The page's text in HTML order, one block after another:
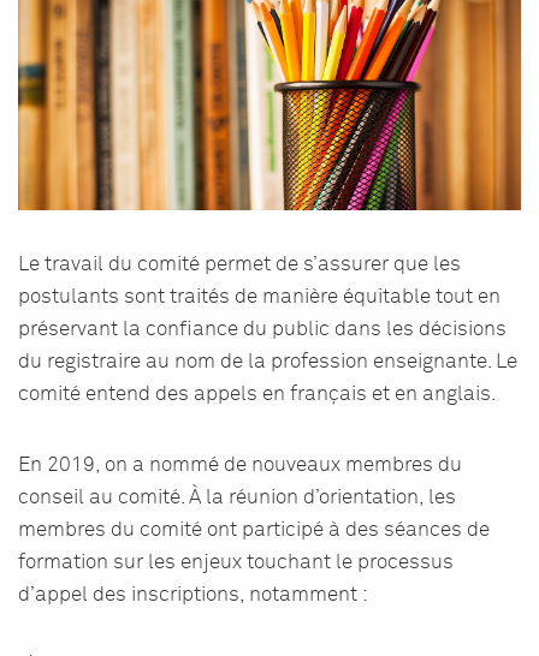
Le travail du comité permet de s’assurer que les
postulants sont traités de manière équitable tout en
préservant la confiance du public dans les décisions
du registraire au nom de la profession enseignante. Le
comité entend des appels en français et en anglais.
En 2019, on a nommé de nouveaux membres du
conseil au comité. À la réunion d’orientation, les
membres du comité ont participé à des séances de
formation sur les enjeux touchant le processus
d’appel des inscriptions, notamment :